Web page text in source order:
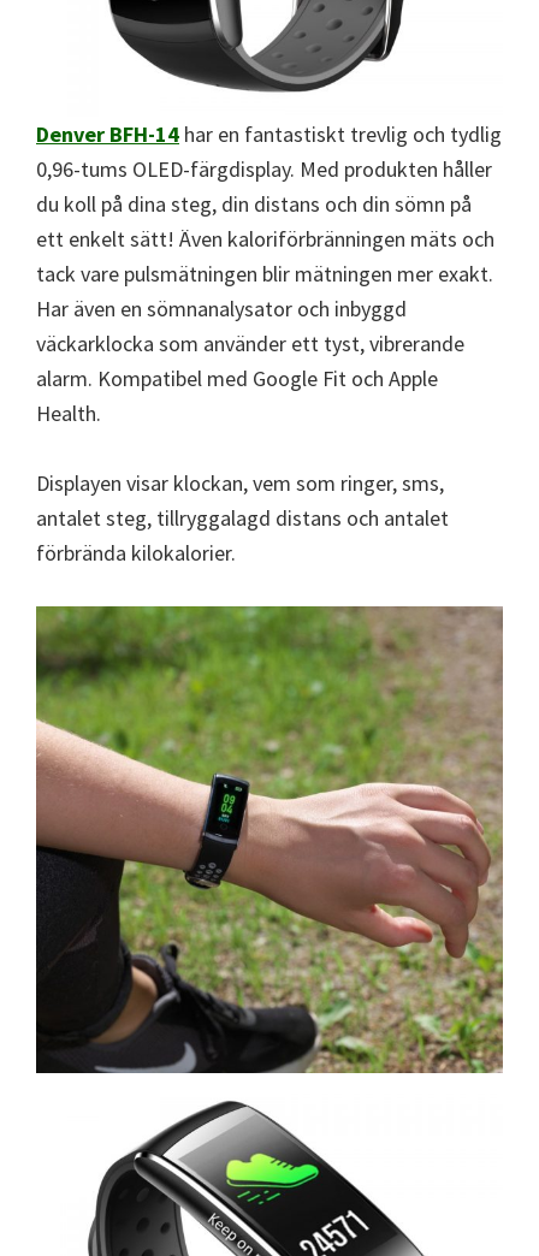
Denver BFH-14 har en fantastiskt trevlig och tydlig
0,96-tums OLED-färgdisplay. Med produkten håller
du koll på dina steg, din distans och din sömn på
ett enkelt sätt! Även kaloriförbränningen mäts och
tack vare pulsmätningen blir mätningen mer exakt.
Har även en sömnanalysator och inbyggd
väckarklocka som använder ett tyst, vibrerande
alarm. Kompatibel med Google Fit och Apple
Health.
Displayen visar klockan, vem som ringer, sms,
antalet steg, tillryggalagd distans och antalet
förbrända kilokalorier.